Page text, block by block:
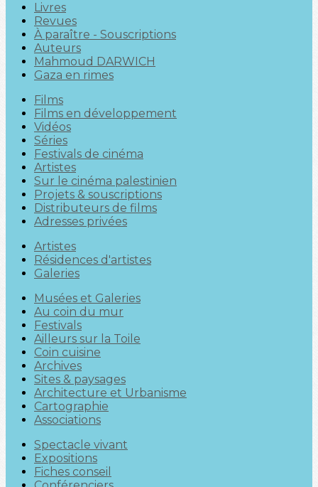
Livres
Revues
À paraître - Souscriptions
Auteurs
Mahmoud DARWICH
Gaza en rimes
Films
Films en développement
Vidéos
Séries
Festivals de cinéma
Artistes
Sur le cinéma palestinien
Projets & souscriptions
Distributeurs de films
Adresses privées
Artistes
Résidences d'artistes
Galeries
Musées et Galeries
Au coin du mur
Festivals
Ailleurs sur la Toile
Coin cuisine
Archives
Sites & paysages
Architecture et Urbanisme
Cartographie
Associations
Spectacle vivant
Expositions
Fiches conseil